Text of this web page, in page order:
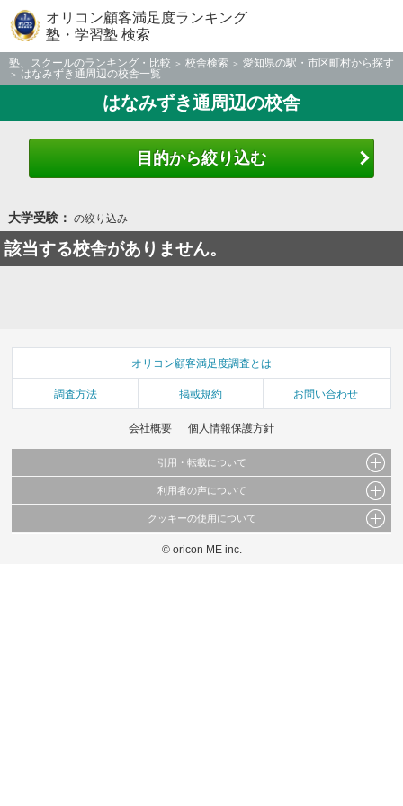
オリコン顧客満足度ランキング
塾・学習塾 検索
塾、スクールのランキング・比較 校舎検索
愛知県の駅・市区町村から探す
はなみずき通周辺の校舎一覧
はなみずき通周辺の校舎
目的から絞り込む
大学受験： の絞り込み
該当する校舎がありません。
オリコン顧客満足度調査とは
調査方法 掲載規約 お問い合わせ
会社概要 個人情報保護方針
引用・転載について
当サイトで公開されている情報（文字、写真、イラスト、画像データ等）及びこれらの配
これらの情報を権利者の許可なく無断転載・複製などの二次利用を行うことは固く禁じて
利用者の声について
当サイトに掲載している内容はすべてサービスの利用者が提出された見解・感想です。
弊社の見解・ 意見ではないことをご理解いただいた上でご覧ください。
クッキーの使用について
このサイトでは Cookie を使用して、ユーザーに合わせたコンテンツや広告の表示、ソー
© oricon ME inc.